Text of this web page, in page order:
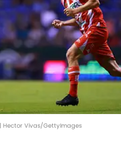
Hector Vivas/GettyImages